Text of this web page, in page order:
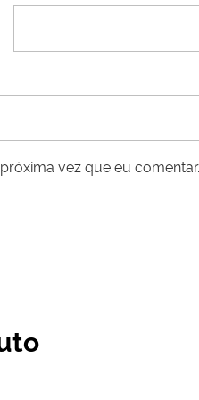
vez que eu comentar.